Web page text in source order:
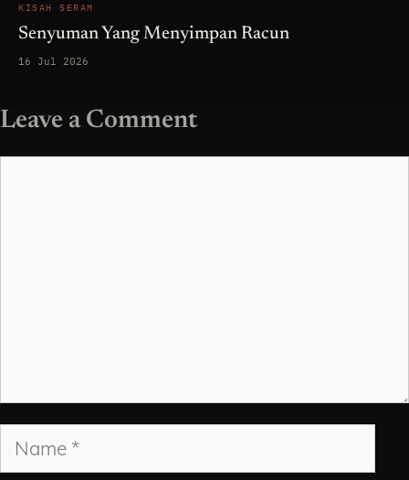
KISAH SERAM
Senyuman Yang Menyimpan Racun
16 Jul 2026
Leave a Comment
Name